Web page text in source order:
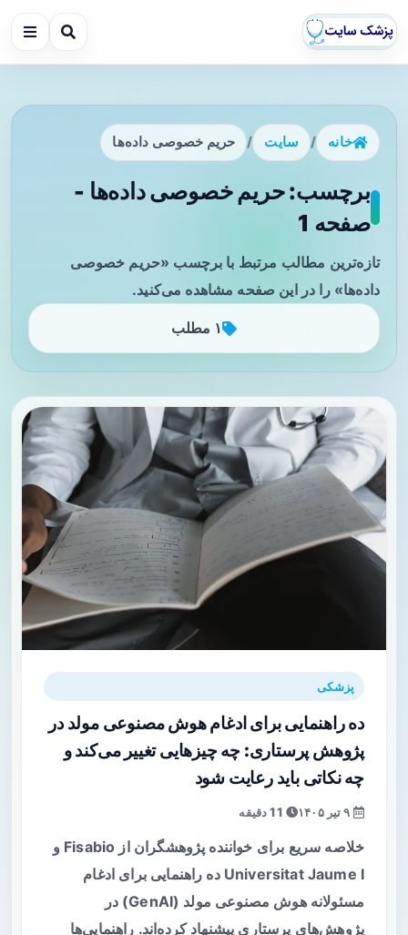
خانه / سایت / حریم خصوصی داده‌ها
برچسب: حریم خصوصی داده‌ها -
صفحه 1
تازه‌ترین مطالب مرتبط با برچسب «حریم خصوصی
داده‌ها» را در این صفحه مشاهده می‌کنید.
۱ مطلب
پزشکی
ده راهنمایی برای ادغام هوش مصنوعی مولد در
پژوهش پرستاری: چه چیزهایی تغییر می‌کند و
چه نکاتی باید رعایت شود
خلاصه سریع برای خواننده پژوهشگران از Fisabio و
Universitat Jaume I ده راهنمایی برای ادغام
مسئولانه هوش مصنوعی مولد (GenAI) در
پژوهش‌های پرستاری پیشنهاد کرده‌اند. راهنمایی‌ها